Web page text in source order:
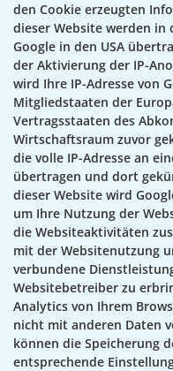
den Cookie erzeugten
dieser Website werden in
Google in den USA
der Aktivierung der IP-
wird Ihre IP-Adresse von
Mitgliedstaaten der
Vertragsstaaten des
Wirtschaftsraum zuvor
die volle IP-Adresse an
übertragen und dort
dieser Website wird
um Ihre Nutzung der
die Websiteaktivitäten
mit der Websitenutzung
verbundene
Websitebetreiber zu
Analytics von Ihrem
nicht mit anderen Daten
können die Speicherung
entsprechende